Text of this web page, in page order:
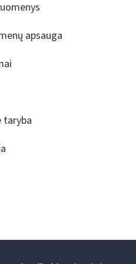
apsauga
taryba